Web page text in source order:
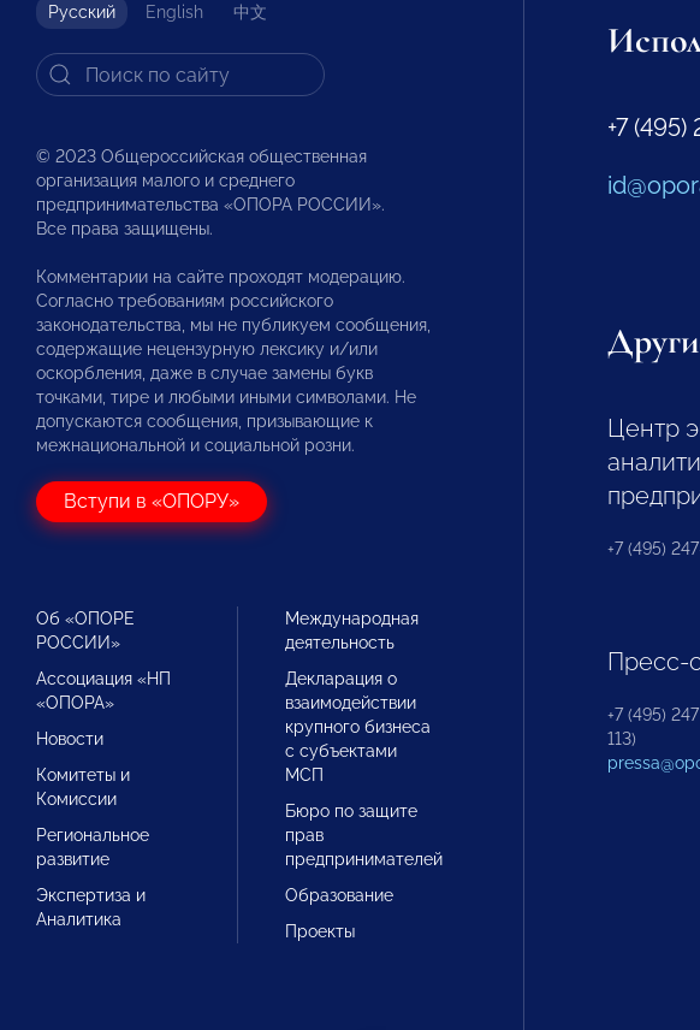
Русский English 中文
© 2023 Общероссийская общественная
организация малого и среднего
предпринимательства «ОПОРА РОССИИ».
Все права защищены.
Комментарии на сайте проходят модерацию.
Согласно требованиям российского
законодательства, мы не публикуем сообщения,
содержащие нецензурную лексику и/или
оскорбления, даже в случае замены букв
точками, тире и любыми иными символами. Не
допускаются сообщения, призывающие к
межнациональной и социальной розни.
Вступи в «ОПОРУ»
Об «ОПОРЕ
РОССИИ»
Ассоциация «НП
«ОПОРА»
Новости
Комитеты и
Комиссии
Региональное
развитие
Экспертиза и
Аналитика
Международная
деятельность
Декларация о
взаимодействии
крупного бизнеса
с субъектами
МСП
Бюро по защите
прав
предпринимателей
Образование
Проекты
+7 (495)
Центр
+7 (495)
Пресс-
+7 (495)
113)